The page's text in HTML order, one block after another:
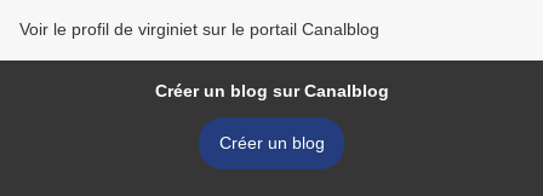
Voir le profil de virginiet sur le portail Canalblog
Créer un blog sur Canalblog
Créer un blog